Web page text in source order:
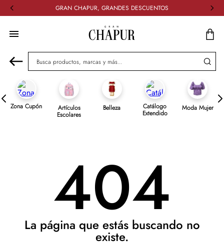
GRAN CHAPUR, GRANDES DESCUENTOS
Busca productos, marcas y más...
Zona Cupón Artículos
Escolares
Belleza Catálogo
Extendido
Moda Mujer
404
La página que estás buscando no
existe.